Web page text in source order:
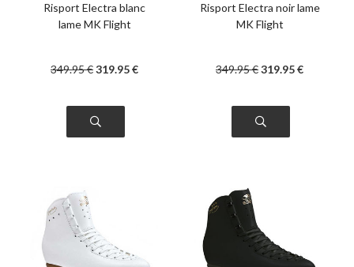
Risport Electra blanc
lame MK Flight
349.95€319.95€
Risport Electra noir lame
MK Flight
349.95€319.95€